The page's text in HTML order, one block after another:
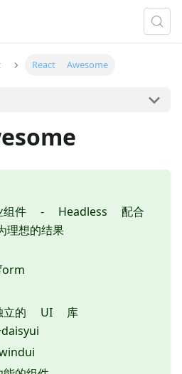
React Awesome
业组件 - Headless 配合
想的结果
独立的 UI 库